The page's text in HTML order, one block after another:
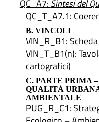
QC_A7: Sintesi del
QC_T_A7.1:
B. VINCOLI
VIN_R_B1:
VIN_T_B1(n):
cartografici)
C. PARTE PRIMA
QUALITÀ
AMBIENTALE
PUG_R_C1: